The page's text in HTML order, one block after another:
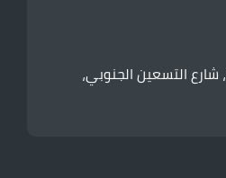
فيلا 299، النرجس 2، شارع التسعين الجنوبي،